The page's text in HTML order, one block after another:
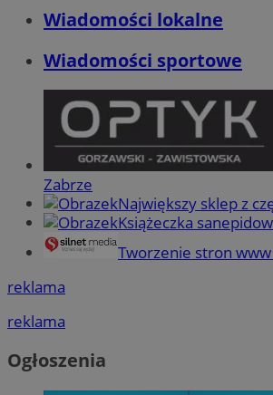
Wiadomości lokalne
Wiadomości sportowe
Zabrze
Największy sklep z
Książeczka
Tworzenie stron
reklama
reklama
Ogłoszenia